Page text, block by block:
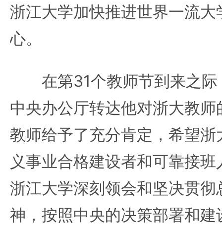
浙江大学加快推进世界一流
心。
在第31个教师节到来之际
中央办公厅转达他对浙大教
教师给予了充分肯定，希望
义事业合格建设者和可靠接
浙江大学深刻领会和坚决贯
神，按照中央的决策部署和